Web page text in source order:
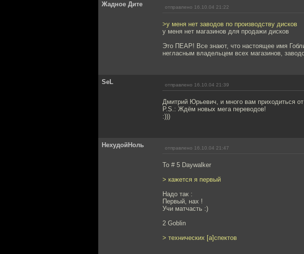
Жадное Дите отправлено 16.10.04 21:22
>у меня нет заводов по производству дисков
у меня нет магазинов для продажи дисков
Это ПЕАР! Все знают, что настоящее имя
негласным владельцем всех магазинов,
SeL отправлено 16.10.04 21:39
Дмитрий Юрьевич, и много вам приходиться
P.S.: Ждём новых мега переводов!
:)))
НехудойНоль отправлено 16.10.04 21:47
To # 5 Daywalker
> кажется я первый
Надо так :
Первый, нах !
Учи матчасть :)
2 Goblin
> технических [а]спектов